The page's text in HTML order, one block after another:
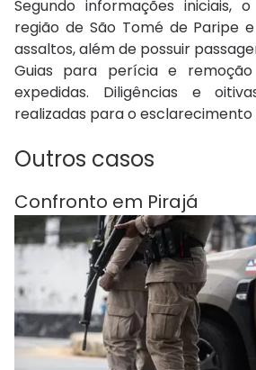
Segundo informações iniciais,
região de São Tomé de Paripe
assaltos, além de possuir
Guias para perícia e
expedidas. Diligências e
realizadas para o esclarecimento
Outros casos
Confronto em Pirajá